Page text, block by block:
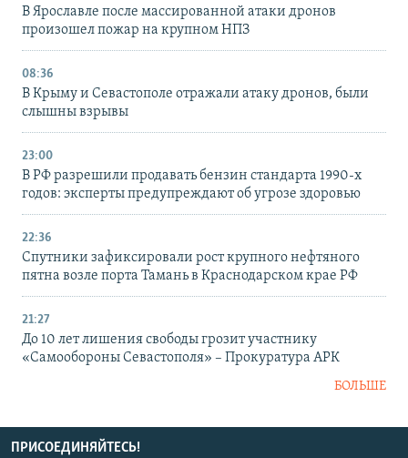
В Ярославле после массированной атаки дронов
произошел пожар на крупном НПЗ
08:36
В Крыму и Севастополе отражали атаку дронов, были
слышны взрывы
23:00
В РФ разрешили продавать бензин стандарта 1990-х
годов: эксперты предупреждают об угрозе здоровью
22:36
Спутники зафиксировали рост крупного нефтяного
пятна возле порта Тамань в Краснодарском крае РФ
21:27
До 10 лет лишения свободы грозит участнику
«Самообороны Севастополя» – Прокуратура АРК
БОЛЬШЕ
ПРИСОЕДИНЯЙТЕСЬ!